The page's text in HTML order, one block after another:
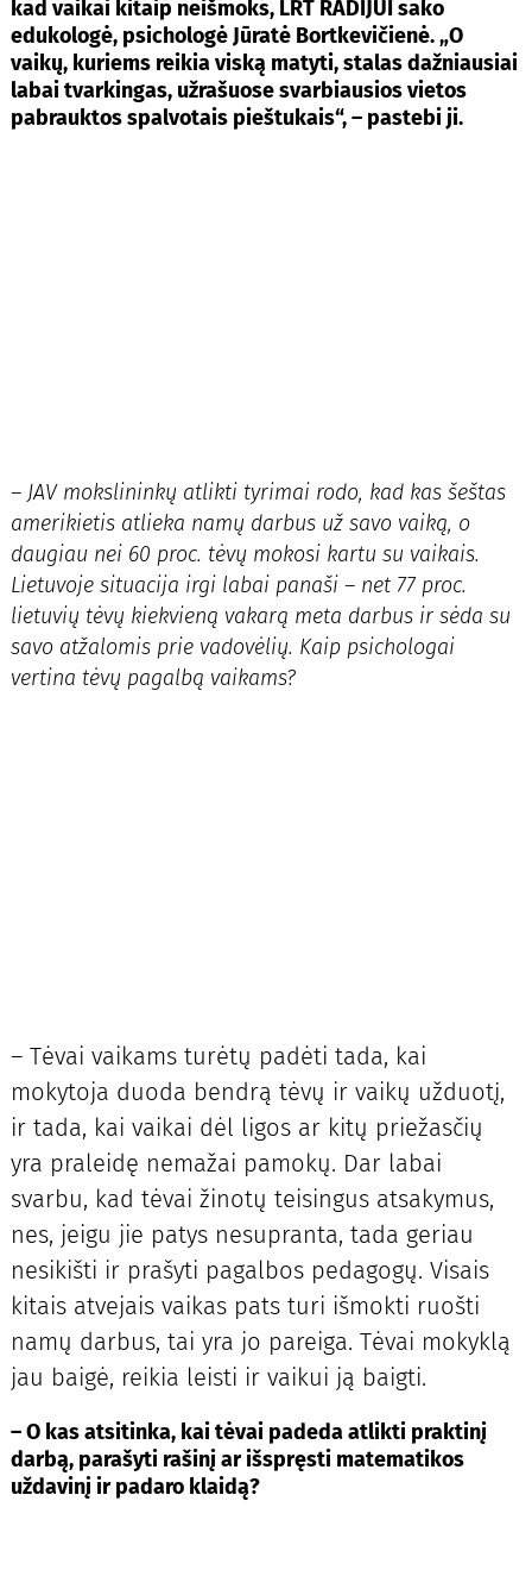
kad vaikai kitaip neišmoks, LRT RADIJUI sako
edukologė, psichologė Jūratė Bortkevičienė. „O
vaikų, kuriems reikia viską matyti, stalas dažniausiai
labai tvarkingas, užrašuose svarbiausios vietos
pabrauktos spalvotais pieštukais“, – pastebi ji.
– JAV mokslininkų atlikti tyrimai rodo, kad kas šeštas
amerikietis atlieka namų darbus už savo vaiką, o
daugiau nei 60 proc. tėvų mokosi kartu su vaikais.
Lietuvoje situacija irgi labai panaši – net 77 proc.
lietuvių tėvų kiekvieną vakarą meta darbus ir sėda su
savo atžalomis prie vadovėlių. Kaip psichologai
vertina tėvų pagalbą vaikams?
– Tėvai vaikams turėtų padėti tada, kai
mokytoja duoda bendrą tėvų ir vaikų užduotį,
ir tada, kai vaikai dėl ligos ar kitų priežasčių
yra praleidę nemažai pamokų. Dar labai
svarbu, kad tėvai žinotų teisingus atsakymus,
nes, jeigu jie patys nesupranta, tada geriau
nesikišti ir prašyti pagalbos pedagogų. Visais
kitais atvejais vaikas pats turi išmokti ruošti
namų darbus, tai yra jo pareiga. Tėvai mokyklą
jau baigė, reikia leisti ir vaikui ją baigti.
– O kas atsitinka, kai tėvai padeda atlikti praktinį
darbą, parašyti rašinį ar išspręsti matematikos
uždavinį ir padaro klaidą?